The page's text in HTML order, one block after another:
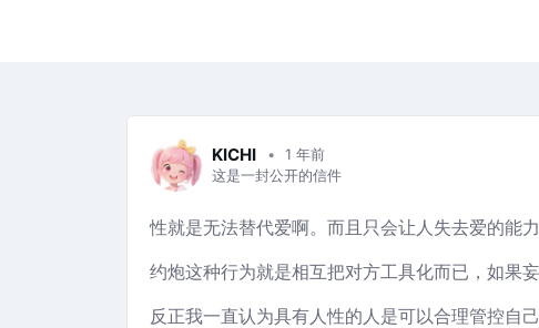
KICHI
1 年前
这是一封公开的信件
性就是无法替代爱啊。而且只会让人失去爱的能
约炮这种行为就是相互把对方工具化而已，如果
反正我一直认为具有人性的人是可以合理管控自己